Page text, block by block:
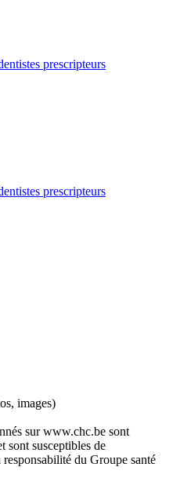
prescripteurs
prescripteurs
images)
sur www.chc.be sont
sont susceptibles de
du Groupe santé